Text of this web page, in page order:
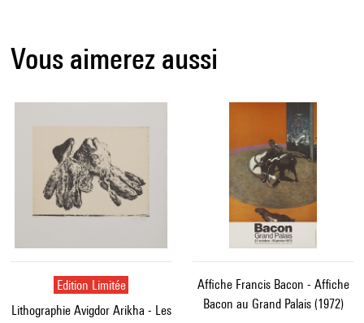
Vous aimerez aussi
Edition Limitée
Lithographie Avigdor Arikha - Les
Affiche Francis Bacon - Affiche
Bacon au Grand Palais (1972)